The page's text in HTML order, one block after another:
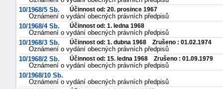
10/1968/5 Sb.
Účinnost od: 20. prosince 1967
Oznámení o vydání obecných právních předpisů
10/1968/4 Sb.
Účinnost od: 1. ledna 1968
Oznámení o vydání obecných právních předpisů
10/1968/3 Sb.
Účinnost od: 1. dubna 1968 Zrušeno : 01.02.1974
Oznámení o vydání obecných právních předpisů
10/1968/2 Sb.
Účinnost od: 15. ledna 1968 Zrušeno : 01.09.1979
Oznámení o vydání obecných právních předpisů
10/1968/10 Sb.
Oznámení o vydání obecných právních předpisů